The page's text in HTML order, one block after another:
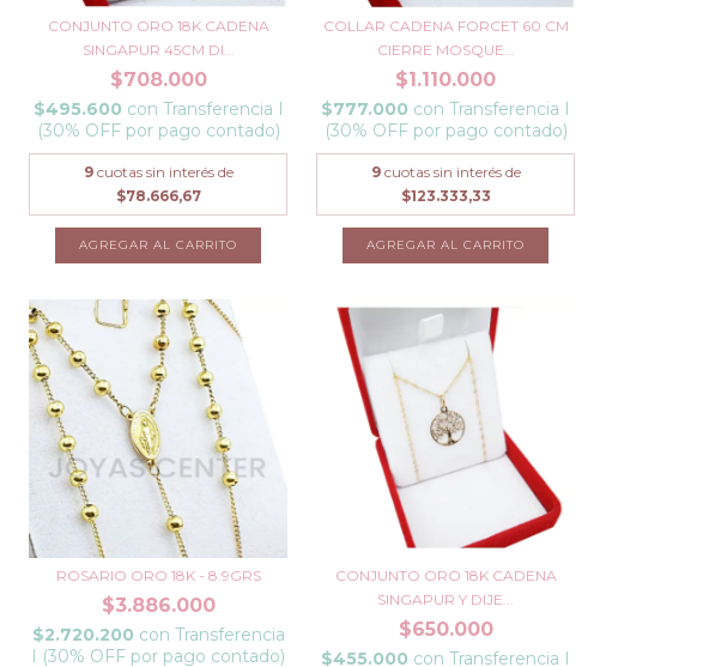
CONJUNTO ORO 18K CADENA
SINGAPUR 45CM DI...
$708.000
$495.600 con Transferencia I
(30% OFF por pago contado)
9 cuotas sin interés de
$78.666,67
AGREGAR AL CARRITO
COLLAR CADENA FORCET 60 CM
CIERRE MOSQUE...
$1.110.000
$777.000 con Transferencia I
(30% OFF por pago contado)
9 cuotas sin interés de
$123.333,33
ROSARIO ORO 18K - 8.9GRS
$3.886.000
$2.720.200 con Transferencia
I (30% OFF por pago contado)
CONJUNTO ORO 18K CADENA
SINGAPUR Y DIJE...
$650.000
$455.000 con Transferencia I